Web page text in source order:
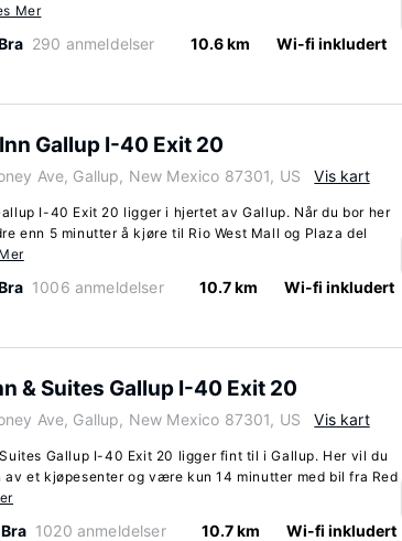
Mer
290 anmeldelser 10.6 km Wi-fi inkludert
Gallup I-40 Exit 20
Ave, Gallup, New Mexico 87301, US Vis kart
I-40 Exit 20 ligger i hjertet av Gallup. Når du bor her
enn 5 minutter å kjøre til Rio West Mall og Plaza del
1006 anmeldelser 10.7 km Wi-fi inkludert
& Suites Gallup I-40 Exit 20
Ave, Gallup, New Mexico 87301, US Vis kart
Gallup I-40 Exit 20 ligger fint til i Gallup. Her vil du
et kjøpesenter og være kun 14 minutter med bil fra Red
Bra 1020 anmeldelser 10.7 km Wi-fi inkludert